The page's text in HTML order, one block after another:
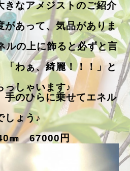
きなアメジストのご紹介
があって、気品がありま
ルの上に飾ると必ずと言
「わぁ、綺麗！！！」と
っしゃいます♪
手のひらに乗せてエネル
しょう♪
㎜ 67000円